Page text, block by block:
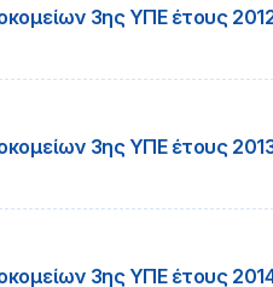
3ης ΥΠΕ έτους
3ης ΥΠΕ έτους
3ης ΥΠΕ έτους